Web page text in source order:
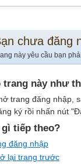
chưa đăng
này yêu cầu bạn
trang này như
trang đăng nhập,
ký rồi nhấn nút
gì tiếp theo?
đăng nhập
lại trang trước